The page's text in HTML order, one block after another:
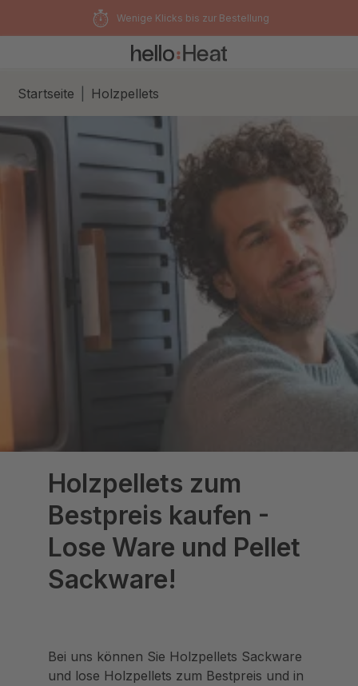
Wenige Klicks bis zur Bestellung
Startseite Holzpellets
Holzpellets zum
Bestpreis kaufen -
Lose Ware und Pellet
Sackware!
Bei uns können Sie Holzpellets Sackware
und lose Holzpellets zum Bestpreis und in